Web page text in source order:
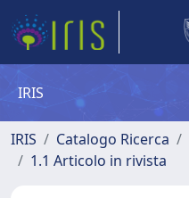
IRIS
IRIS Catalogo Ricerca
1.1 Articolo in rivista